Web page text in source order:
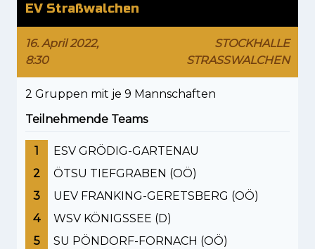
EV Straßwalchen
16. April 2022,
8:30
STOCKHALLE
STRASSWALCHEN
2 Gruppen mit je 9 Mannschaften
Teilnehmende Teams
1
ESV GRÖDIG-GARTENAU
2
ÖTSU TIEFGRABEN (OÖ)
3
UEV FRANKING-GERETSBERG (OÖ)
4
WSV KÖNIGSSEE (D)
5
SU PÖNDORF-FORNACH (OÖ)